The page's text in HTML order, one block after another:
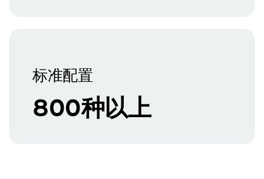
标准配置
800种以上